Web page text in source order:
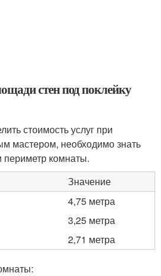
стен под поклейку
стоимость услуг при
мастером, необходимо знать
комнаты.
Значение
4,75 метра
3,25 метра
2,71 метра